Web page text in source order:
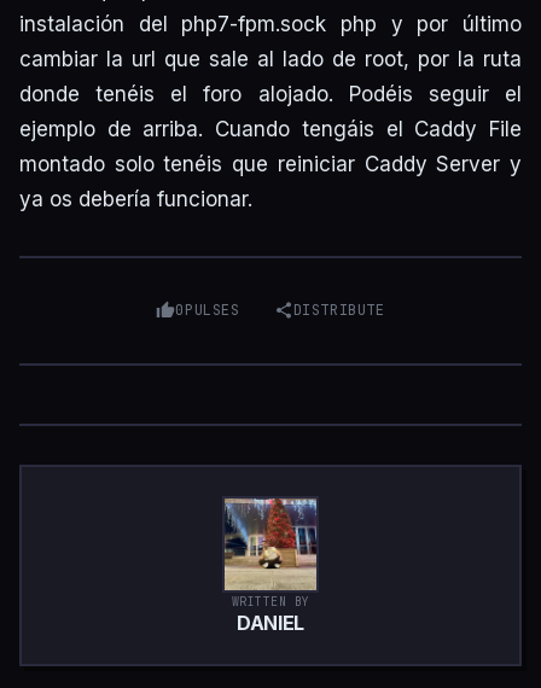
instalación del php7-fpm.sock php y por último
cambiar la url que sale al lado de root, por la ruta
donde tenéis el foro alojado. Podéis seguir el
ejemplo de arriba. Cuando tengáis el Caddy File
montado solo tenéis que reiniciar Caddy Server y
ya os debería funcionar.
0PULSES DISTRIBUTE
WRITTEN BY
DANIEL